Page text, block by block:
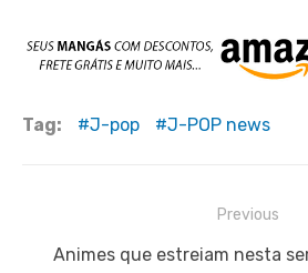
Tag: J-pop J-POP news
Previous
Previous
Animes que estreiam nesta